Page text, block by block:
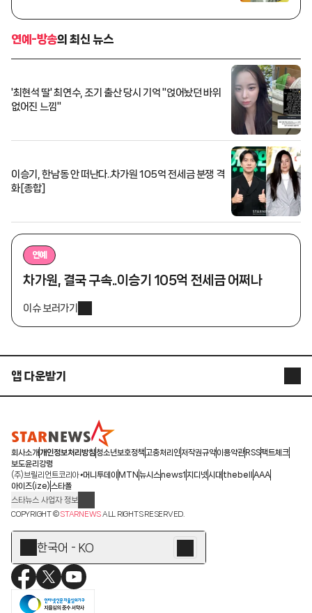
연예-방송의 최신 뉴스
'최현석 딸' 최연수, 조기 출산 당시 기억 "얹어놨던 바위
없어진 느낌"
이승기, 한남동 안 떠난다..차가원 105억 전세금 분쟁 격
화[종합]
연예
차가원, 결국 구속..이승기 105억 전세금 어쩌나
이슈 보러가기
앱 다운받기
STARPOLL
회사소개 개인정보처리방침청소년보호정책 고충처리인저작권규약이용약관 RSS팩트체크
보도윤리강령
(주)브릴리언트코리아 머니투데이 MTN 뉴시스news1 지디넷시대 thebell AAA
아이즈(ize) 스타폴
스타뉴스 사업자 정보
주소: 서울시 종로구 청계천로 11(서린동, 청계한국빌딩)
청소년 보호책임자: 문완식
등록번호:서울 아01055
등록일:2009.12.10
제호:스타뉴스
발행일:2009.12.10
전화번호: 02-767-6843ㆍ02-724-0985
COPYRIGHT ©STARNEWSALL RIGHTS RESERVED.
한국어 - KO